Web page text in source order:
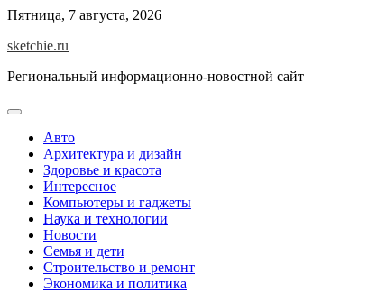
Skip
content
Пятница, 7 августа, 2026
sketchie.ru
Региональный информационно-новостной сайт
Авто
Архитектура и дизайн
Здоровье и красота
Интересное
Компьютеры и гаджеты
Наука и технологии
Новости
Семья и дети
Строительство и ремонт
Экономика и политика